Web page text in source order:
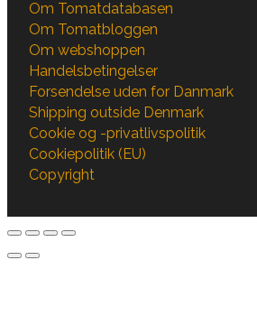
Om Tomatdatabasen
Om Tomatbloggen
Om webshoppen
Handelsbetingelser
Forsendelse uden for Danmark
Shipping outside Denmark
Cookie og -privatlivspolitik
Cookiepolitik (EU)
Copyright